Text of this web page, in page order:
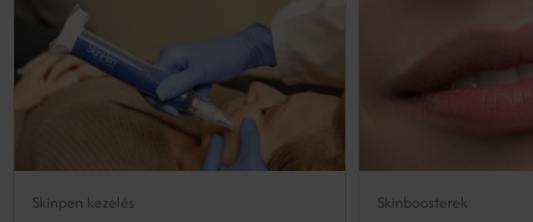
Skinpen kezelés Skinboosterek